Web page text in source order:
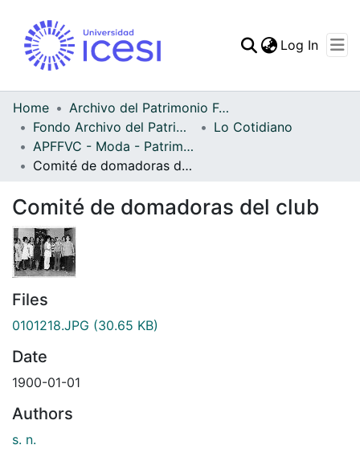
Statistics
Log In
Home
Archivo del Patrimonio Fotográfico y Fílmico del Valle del Cauca
Fondo Archivo del Patrimonio Fotográfico y Fílmico del Valle del Cauca
Lo Cotidiano
APFFVC - Moda - Patrimonial
Comité de domadoras del club
Comité de domadoras del club
Files
0101218.JPG (30.65 KB)
Date
1900-01-01
Authors
s. n.